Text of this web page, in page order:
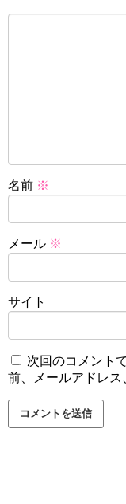
名前 ※
メール ※
サイト
次回のコメント
前、メールアドレス